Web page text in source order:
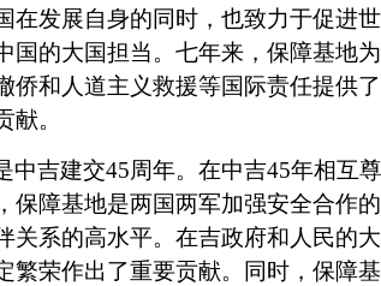
在发展自身的同时，也致力于促进
国的大国担当。七年来，保障基地
侨和人道主义救援等国际责任提供
。
中吉建交45周年。在中吉45年相互
保障基地是两国两军加强安全合作
关系的高水平。在吉政府和人民的
繁荣作出了重要贡献。同时，保障